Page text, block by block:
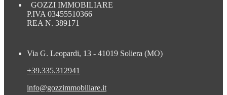
GOZZI IMMOBILIARE
P.IVA 03455510366
REA N. 389171
Via G. Leopardi, 13 - 41019 Soliera (MO)
+39.335.312941
info@gozzimmobiliare.it